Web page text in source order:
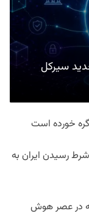
سیرکل
خورده است
رسیدن ایران به
که در عصر هوش